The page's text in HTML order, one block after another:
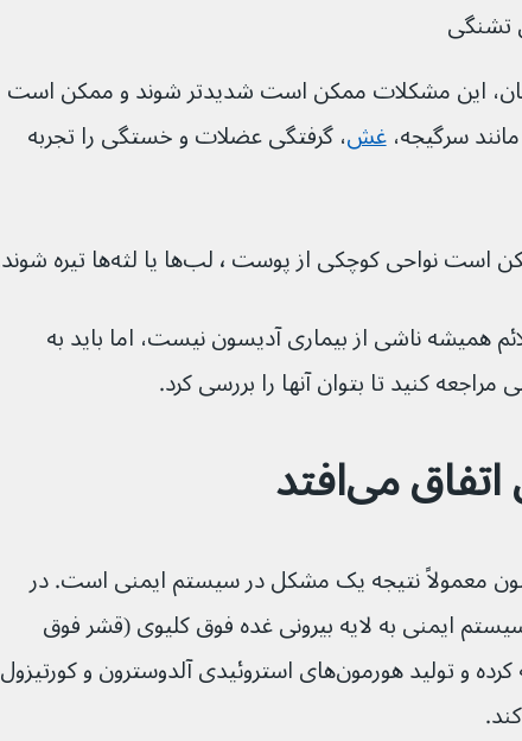
تشنگی
این مشکلات ممکن است شدیدتر شوند و ممکن است
سرگیجه، غش، گرفتگی عضلات و خستگی را تجربه
کوچکی از پوست ٬ لب‌ها یا لثه‌ها تیره شوند.
همیشه ناشی از بیماری آدیسون نیست، اما باید به
کنید تا بتوان آنها را بررسی کرد.
می‌افتد
معمولاً نتیجه یک مشکل در سیستم ایمنی است. در
ایمنی به لایه بیرونی غده فوق کلیوی (قشر فوق
کلیوی) حمله کرده و تولید هورمون‌های استروئیدی آلدوسترون و کورتیزول